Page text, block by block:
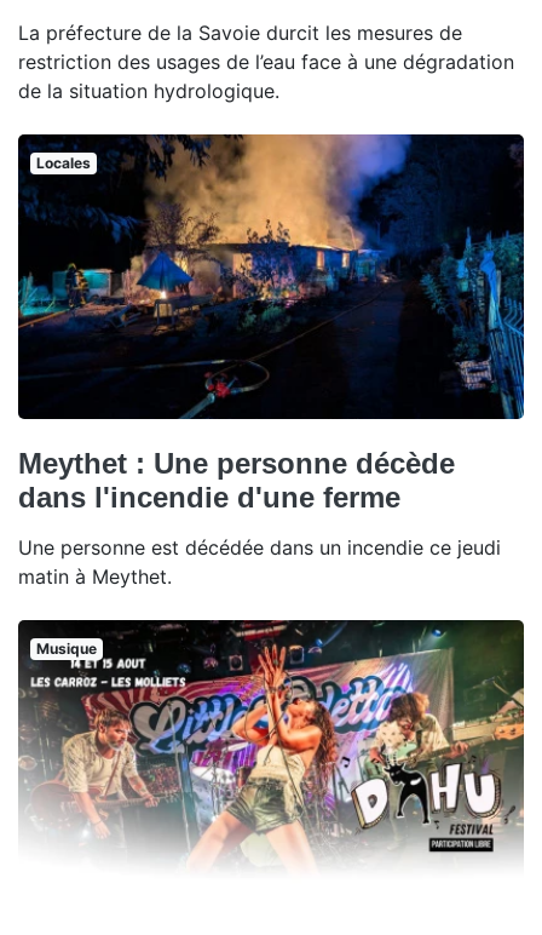
La préfecture de la Savoie durcit les mesures de
restriction des usages de l’eau face à une dégradation
de la situation hydrologique.
Locales
Meythet : Une personne décède
dans l'incendie d'une ferme
Une personne est décédée dans un incendie ce jeudi
matin à Meythet.
Musique